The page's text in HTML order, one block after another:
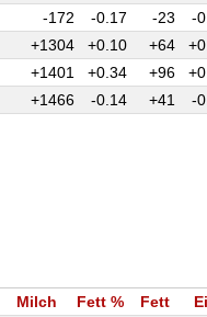
-172 -0.17 -23 -
+1304 +0.10 +64
+1401 +0.34 +96
+1466 -0.14 +41 -
Milch Fett % Fett